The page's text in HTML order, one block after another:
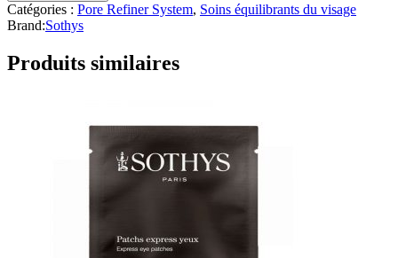
Catégories : Pore Refiner System, Soins équilibrants du visage
Brand:Sothys
Produits similaires